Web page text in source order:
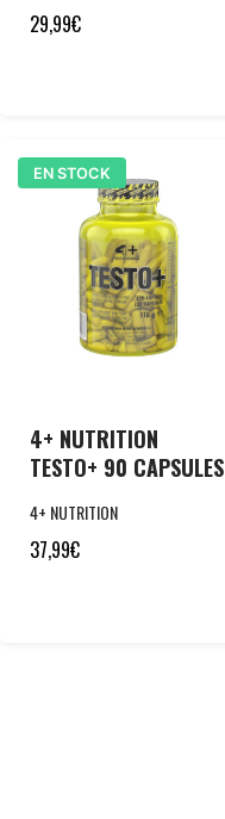
29,99€
EN STOCK
4+ NUTRITION
TESTO+ 90 CAPSULES
4+ NUTRITION
37,99€